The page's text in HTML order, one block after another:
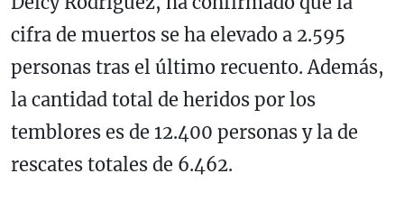
cifra de muertos se ha elevado a 2.595
personas tras el último recuento. Además,
la cantidad total de heridos por los
temblores es de 12.400 personas y la de
rescates totales de 6.462.